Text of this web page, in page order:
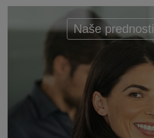
Naše prednosti